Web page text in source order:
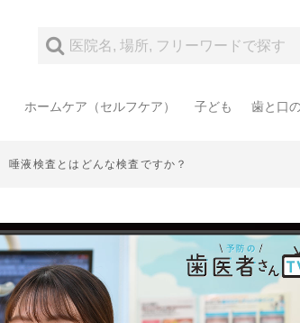
ホームケア（セルフケア） 子ども 歯と口
唾液検査とはどんな検査ですか？